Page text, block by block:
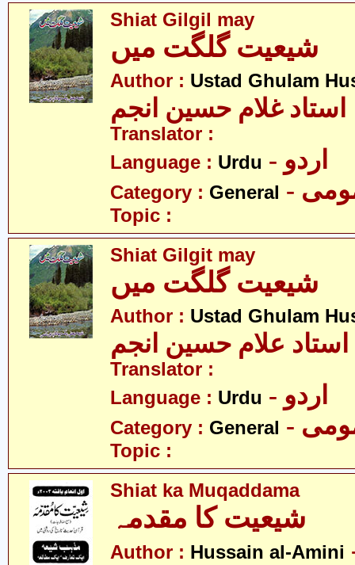
Shiat Gilgil may
شیعیت گلگت میں
Author : Ustad Ghulam
استاد غلام حسین انجم
Translator :
Language : Urdu - اردو
Category : General
Topic :
Shiat Gilgit may
شیعیت گلگت میں
Author : Ustad Ghulam
استاد علام حسین انجم
Translator :
Language : Urdu - اردو
Category : General
Topic :
Shiat ka Muqaddama
Author : Hussain al-Amini